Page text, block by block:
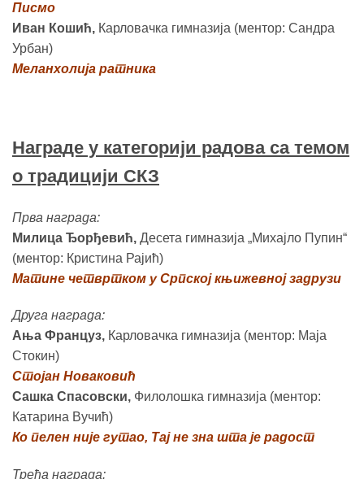
Писмо
Иван Кошић, Карловачка гимназија (ментор: Сандра
Урбан)
Меланхолија ратника
Награде у категорији радова са темом
о традицији СКЗ
Прва награда:
Милица Ђорђевић, Десета гимназија „Михајло Пупин“
(ментор: Кристина Рајић)
Матине четвртком у Српској књижевној задрузи
Друга награда:
Ања Француз, Карловачка гимназија (ментор: Маја
Стокин)
Стојан Новаковић
Сашка Спасовски, Филолошка гимназија (ментор:
Катарина Вучић)
Ко пелен није гутао, Тај не зна шта је радост
Трећа награда: